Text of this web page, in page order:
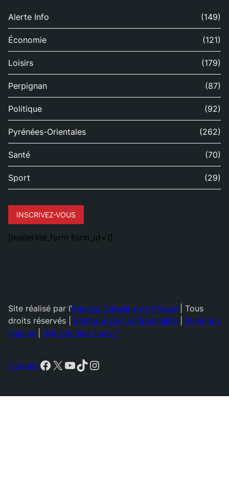
Alerte Info (149)
Économie (121)
Loisirs (179)
Perpignan (87)
Politique (92)
Pyrénées-Orientales (262)
Santé (70)
Sport (29)
INSCRIVEZ-VOUS
[mailerlite_form form_id=1]
Site réalisé par l’Agence Catalane de Presse | Tous
droits réservés | Politique de confidentialité
Mentions
légales
Qui sommes-nous ?
ContactFacebook
X YouTube
TikTok
Instagram